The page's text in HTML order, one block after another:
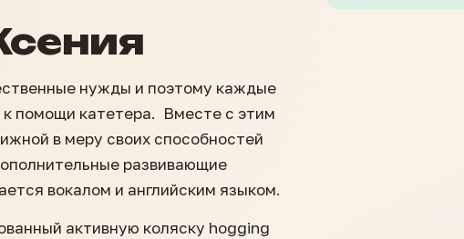
нужды и поэтому каждые
к помощи катетера. Вместе с этим
в меру своих способностей
развивающие
вокалом и английским языком.
активную коляску hogging